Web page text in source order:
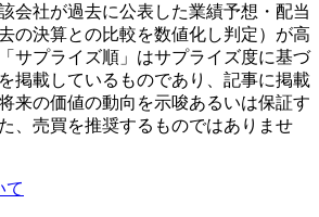
会社が過去に公表した業績予想・配当
の決算との比較を数値化し判定）が高
サプライズ順」はサプライズ度に基づ
掲載しているものであり、記事に掲載
来の価値の動向を示唆あるいは保証す
、売買を推奨するものではありませ
て